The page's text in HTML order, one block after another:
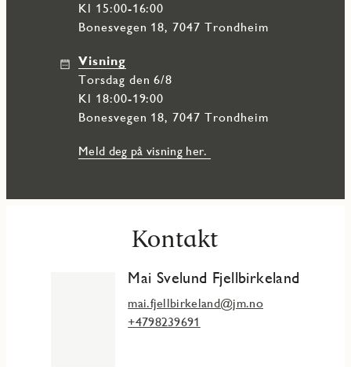
Kl 15:00-16:00
Bonesvegen 18, 7047 Trondheim
Visning
torsdag den 6/8
Kl 18:00-19:00
Bonesvegen 18, 7047 Trondheim
Meld deg på visning her.
Kontakt
Mai Svelund Fjellbirkeland
mai.fjellbirkeland@jm.no
+4798239691